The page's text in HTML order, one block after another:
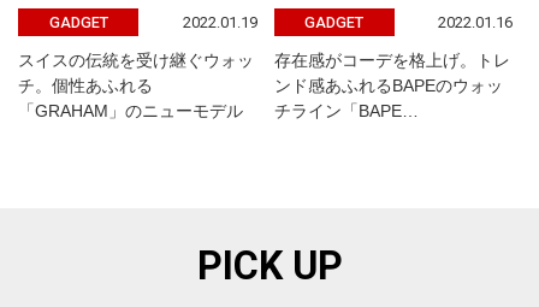
GADGET 2022.01.19
スイスの伝統を受け継ぐウォッ
チ。個性あふれる
「GRAHAM」のニューモデル
GADGET 2022.01.16
存在感がコーデを格上げ。トレ
ンド感あふれるBAPEのウォッ
チライン「BAPE…
PICK UP